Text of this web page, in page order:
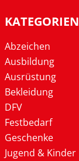
KATEGORIEN
Abzeichen
Ausbildung
Ausrüstung
Bekleidung
DFV
Festbedarf
Geschenke
Jugend & Kinder